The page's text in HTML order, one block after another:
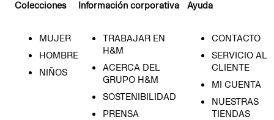
Colecciones
MUJER
HOMBRE
NIÑOS
Información corporativa
TRABAJAR EN
H&M
ACERCA DEL
GRUPO H&M
SOSTENIBILIDAD
PRENSA
Ayuda
CONTACTO
SERVICIO AL
CLIENTE
MI CUENTA
NUESTRAS
TIENDAS